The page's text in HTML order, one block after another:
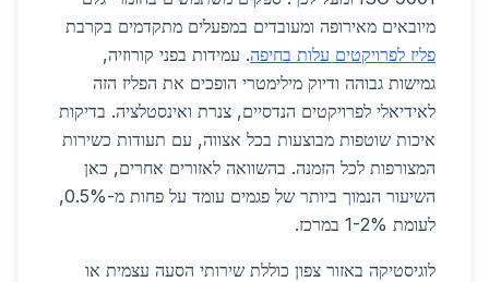
מיובאים מאירופה ומעובדים במפעלים מתקדמים בקרבת
פליז לפרויקטים עלות בחיפה. עמידות בפני קורוזיה,
גמישות גבוהה ודיוק מילימטרי הופכים את הפליז הזה
לאידיאלי לפרויקטים הנדסיים, צנרת ואינסטלציה. בדיקות
איכות שוטפות מבוצעות בכל אצווה, עם תעודות כשירות
המצורפות לכל הזמנה. בהשוואה לאזורים אחרים, כאן
השיעור הנמוך ביותר של פגמים עומד על פחות מ-0.5%,
לעומת 1-2% במרכז.
לוגיסטיקה באזור צפון כוללת שירותי הסעה עצמית או